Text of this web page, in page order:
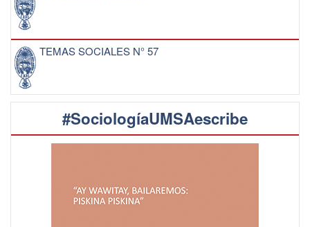
TEMAS SOCIALES N° 57
#SociologíaUMSAescribe